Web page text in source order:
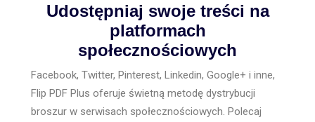
Udostępniaj swoje treści na
platformach
społecznościowych
Facebook, Twitter, Pinterest, Linkedin, Google+ i inne,
Flip PDF Plus oferuje świetną metodę dystrybucji
broszur w serwisach społecznościowych. Polecaj